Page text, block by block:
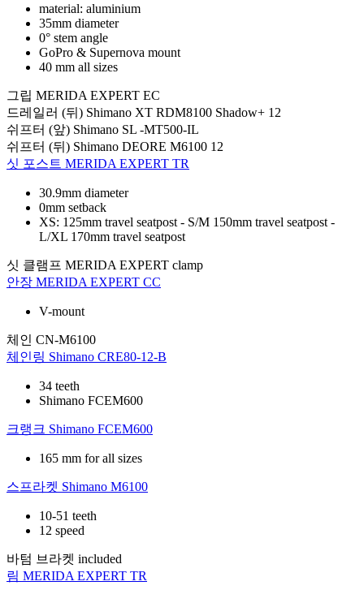
material: aluminium
35mm diameter
0° stem angle
GoPro & Supernova mount
40 mm all sizes
그립 MERIDA EXPERT EC
드레일러 (뒤) Shimano XT RDM8100 Shadow+ 12
쉬프터 (앞) Shimano SL -MT500-IL
쉬프터 (뒤) Shimano DEORE M6100 12
싯 포스트 MERIDA EXPERT TR
30.9mm diameter
0mm setback
XS: 125mm travel seatpost - S/M 150mm travel seatpost -
L/XL 170mm travel seatpost
싯 클램프 MERIDA EXPERT clamp
안장 MERIDA EXPERT CC
V-mount
체인 CN-M6100
체인링 Shimano CRE80-12-B
34 teeth
Shimano FCEM600
크랭크 Shimano FCEM600
165 mm for all sizes
스프라켓 Shimano M6100
10-51 teeth
12 speed
바텀 브라켓 included
림 MERIDA EXPERT TR